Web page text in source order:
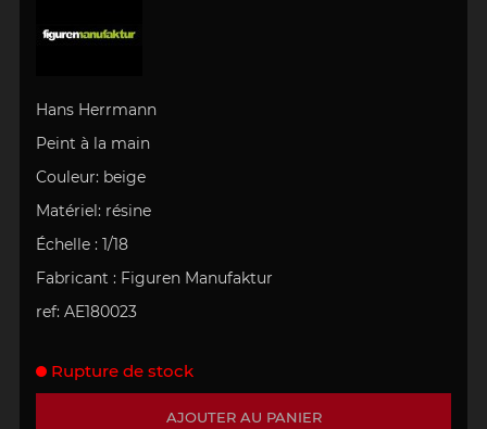
Hans Herrmann
Peint à la main
Couleur: beige
Matériel : résine
Échelle : 1/18
Fabricant : Figuren Manufaktur
ref: AE180023
AJOUTER AU PANIER
Rupture de stock